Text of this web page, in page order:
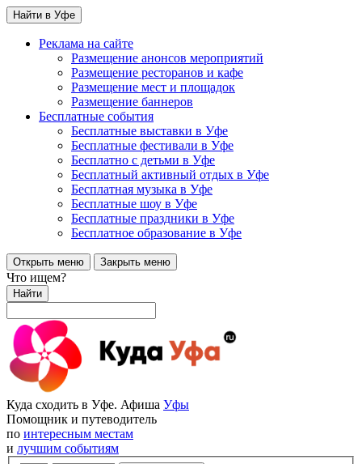
Найти в Уфе
Реклама на сайте
Размещение анонсов мероприятий
Размещение ресторанов и кафе
Размещение мест и площадок
Размещение баннеров
Бесплатные события
Бесплатные выставки в Уфе
Бесплатные фестивали в Уфе
Бесплатно с детьми в Уфе
Бесплатный активный отдых в Уфе
Бесплатная музыка в Уфе
Бесплатные шоу в Уфе
Бесплатные праздники в Уфе
Бесплатное образование в Уфе
Открыть меню Закрыть меню
Что ищем?
Найти
Куда сходить в Уфе. Афиша Уфы
Помощник и путеводитель
по интересным местам
и лучшим событиям